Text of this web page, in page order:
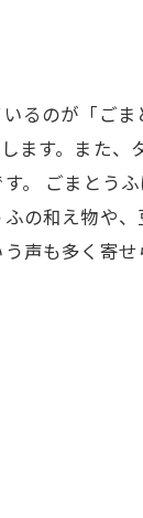
るのが「ごま
ます。また、
。 ごまとう
の和え物や
声も多く寄せ